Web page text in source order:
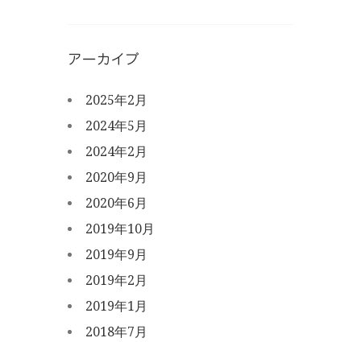
アーカイブ
2025年2月
2024年5月
2024年2月
2020年9月
2020年6月
2019年10月
2019年9月
2019年2月
2019年1月
2018年7月